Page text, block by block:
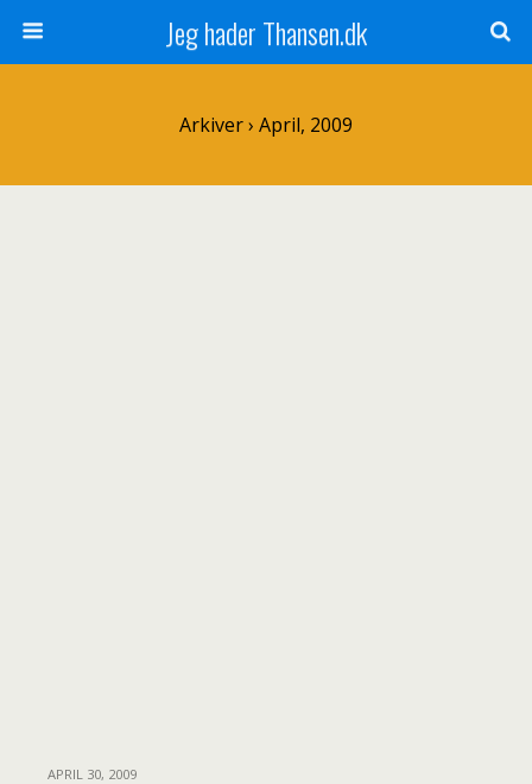
Jeg hader Thansen.dk
Arkiver › April, 2009
APRIL 30, 2009